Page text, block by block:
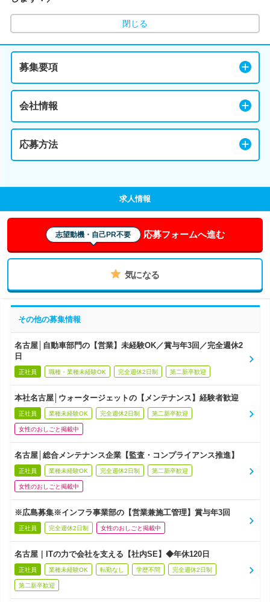
閉じる
募集要項
会社情報
応募方法
求人情報
志望動機・自己PR不要 応募フォームへ進む
気になる
その他の募集情報
名古屋│自動車部門の【営業】未経験OK／賞与年3回／完全週休2
日
正社員 職種・業種未経験OK 完全週休2日制 第二新卒歓迎
本社名古屋│ウォータージェットの【メンテナンス】経験者歓迎
正社員 業種未経験OK 完全週休2日制 第二新卒歓迎
女性のおしごと掲載中
名古屋│総合メンテナンス企業【監査・コンプライアンス推進】
正社員 業種未経験OK 完全週休2日制 第二新卒歓迎
女性のおしごと掲載中
※広島募集※インフラ事業部の【営業兼施工管理】賞与年3回
正社員 完全週休2日制 女性のおしごと掲載中
名古屋｜ITの力で会社を支える【社内SE】◆年休120日
正社員 業種未経験OK 転勤なし 学歴不問 完全週休2日制
第二新卒歓迎